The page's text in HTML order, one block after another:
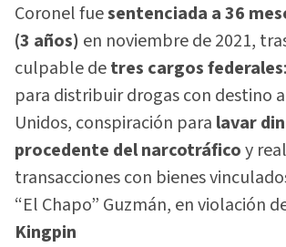
Coronel fuesentenciada a 36
(3 años) en noviembre de 2021,
culpable detres cargos federales
para distribuir drogas con destino
Unidos, conspiración para lavar
procedente del narcotráficoy
transacciones con bienes
“El Chapo” Guzmán, en violación
Kingpin